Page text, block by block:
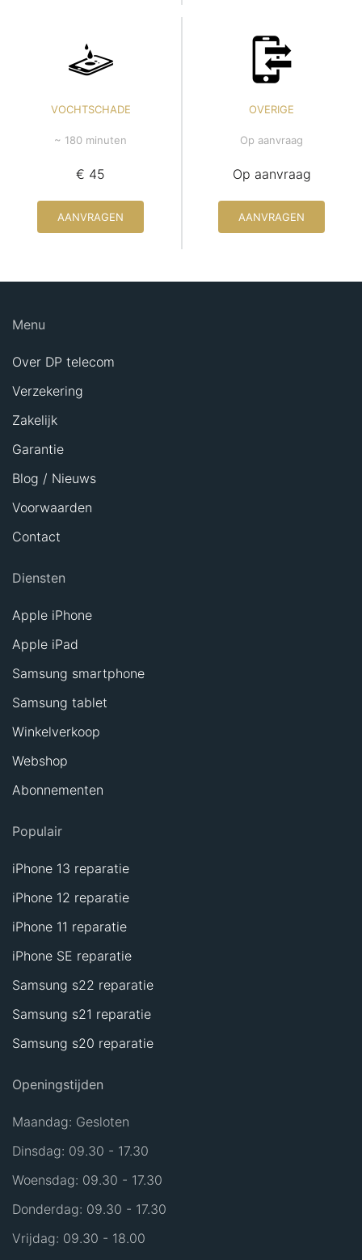
VOCHTSCHADE
~ 180 minuten
€ 45
AANVRAGEN
OVERIGE
Op aanvraag
Op aanvraag
AANVRAGEN
Menu
Over DP telecom
Verzekering
Zakelijk
Garantie
Blog / Nieuws
Voorwaarden
Contact
Diensten
Apple iPhone
Apple iPad
Samsung smartphone
Samsung tablet
Winkelverkoop
Webshop
Abonnementen
Populair
iPhone 13 reparatie
iPhone 12 reparatie
iPhone 11 reparatie
iPhone SE reparatie
Samsung s22 reparatie
Samsung s21 reparatie
Samsung s20 reparatie
Openingstijden
Maandag: Gesloten
Dinsdag: 09.30 - 17.30
Woensdag: 09.30 - 17.30
Donderdag: 09.30 - 17.30
Vrijdag: 09.30 - 18.00